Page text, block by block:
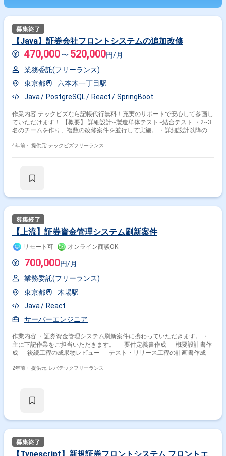
【Java】証券会社フロントシステムの追加改修
470,000 〜 520,000円/月
業務委託(フリーランス)
東京都
六本木一丁目駅
Java
PostgreSQL React SpringBoot
作業内容 テックビズなら記帳代行無料！充実のサポートで安心して参画し
ていただけます！ 【概要】 詳細設計~製造単体テスト~結合テスト ・2~3
名のチームを作り、複数の改修案件を並行して実施。 ・詳細設計以降の設
React.js、SpringBoot OracleDB、PostgreSQL 【最寄】 六本木一丁目駅
4年前・ 提供元: テックビズフリーランス
【上流】証券資金管理システム刷新案件
リモート可 オンライン商談OK
700,000円/月
業務委託(フリーランス)
東京都
木場駅
Java
React
サーバーエンジニア
作業内容 ・証券資金管理システム刷新案件に携わっていただきます。 ・
主に下記作業をご担当いただきます。 ‐要件定義書作成 -概要設計書作
成 ‐後続工程の成果物レビュー ‐テスト・リリース工程の計画書作成
2年前・ 提供元: レバテックフリーランス